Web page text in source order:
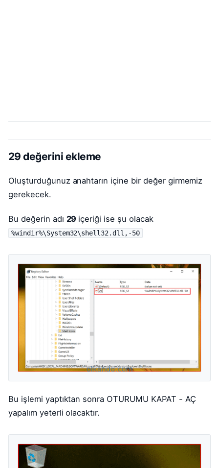
29 değerini ekleme
Oluşturduğunuz anahtarın içine bir değer girmemiz
gerekecek.
Bu değerin adı 29 içeriği ise şu olacak
%windir%\System32\shell32.dll,-50
Bu işlemi yaptıktan sonra OTURUMU KAPAT - AÇ
yapalım yeterli olacaktır.